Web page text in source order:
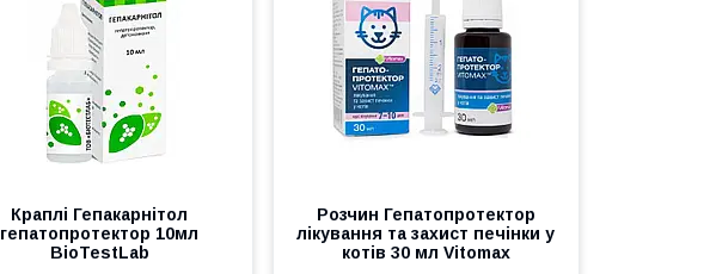
Краплі Гепакарнітол
гепатопротектор 10мл
BioTestLab
Розчин Гепатопротектор
лікування та захист печінки у
котів 30 мл Vitomax